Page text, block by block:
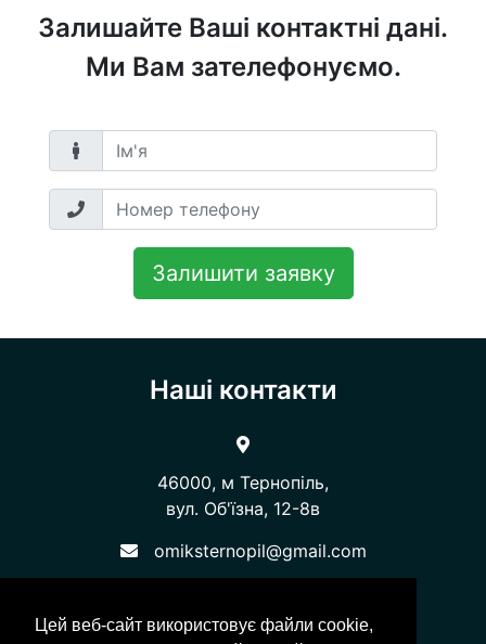
Цей веб-сайт використовує файли cookie,
Залишайте Ваші контактні дані.
Ми Вам зателефонуємо.
Залишити заявку
Наші контакти
46000, м Тернопіль,
вул. Об'їзна, 12-8в​​​​​​​
omiksternopil@gmail.com